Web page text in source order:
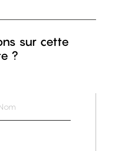
sur cette
?